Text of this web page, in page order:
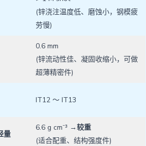
(锌浇注温度低、磨蚀小，钢模疲
劳慢)
0.6 mm
(锌流动性佳、凝固收缩小，可做
超薄精密件)
IT12 ～ IT13
量
6.6 g cm⁻³ →较重
(适合配重、结构强度件)